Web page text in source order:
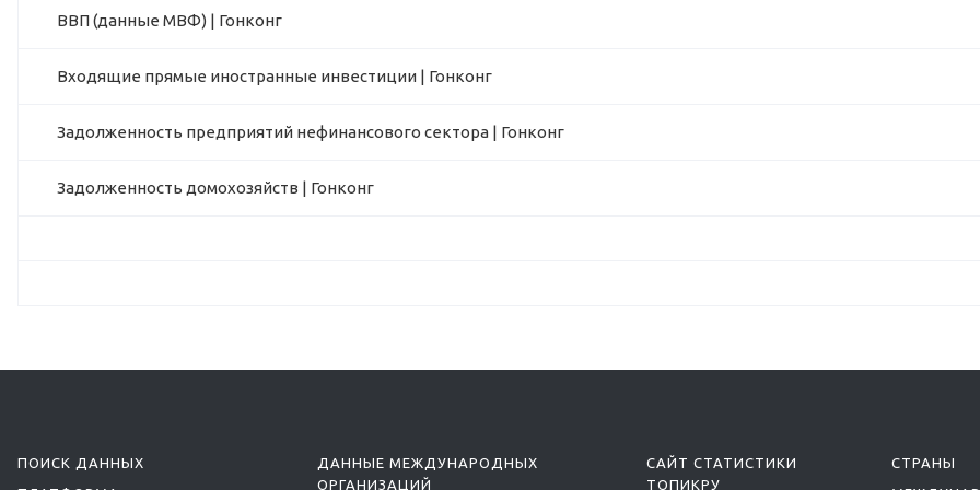
ВВП (данные МВФ) | Гонконг
Входящие прямые иностранные инвестиции | Гонконг
Задолженность предприятий нефинансового сектора | Гонконг
Задолженность домохозяйств | Гонконг
ПОИСК ДАННЫХ
ДАННЫЕ МЕЖДУНАРОДНЫХ
ОРГАНИЗАЦИЙ
САЙТ СТАТИСТИКИ
ТОПИКРУ
СТРАНЫ